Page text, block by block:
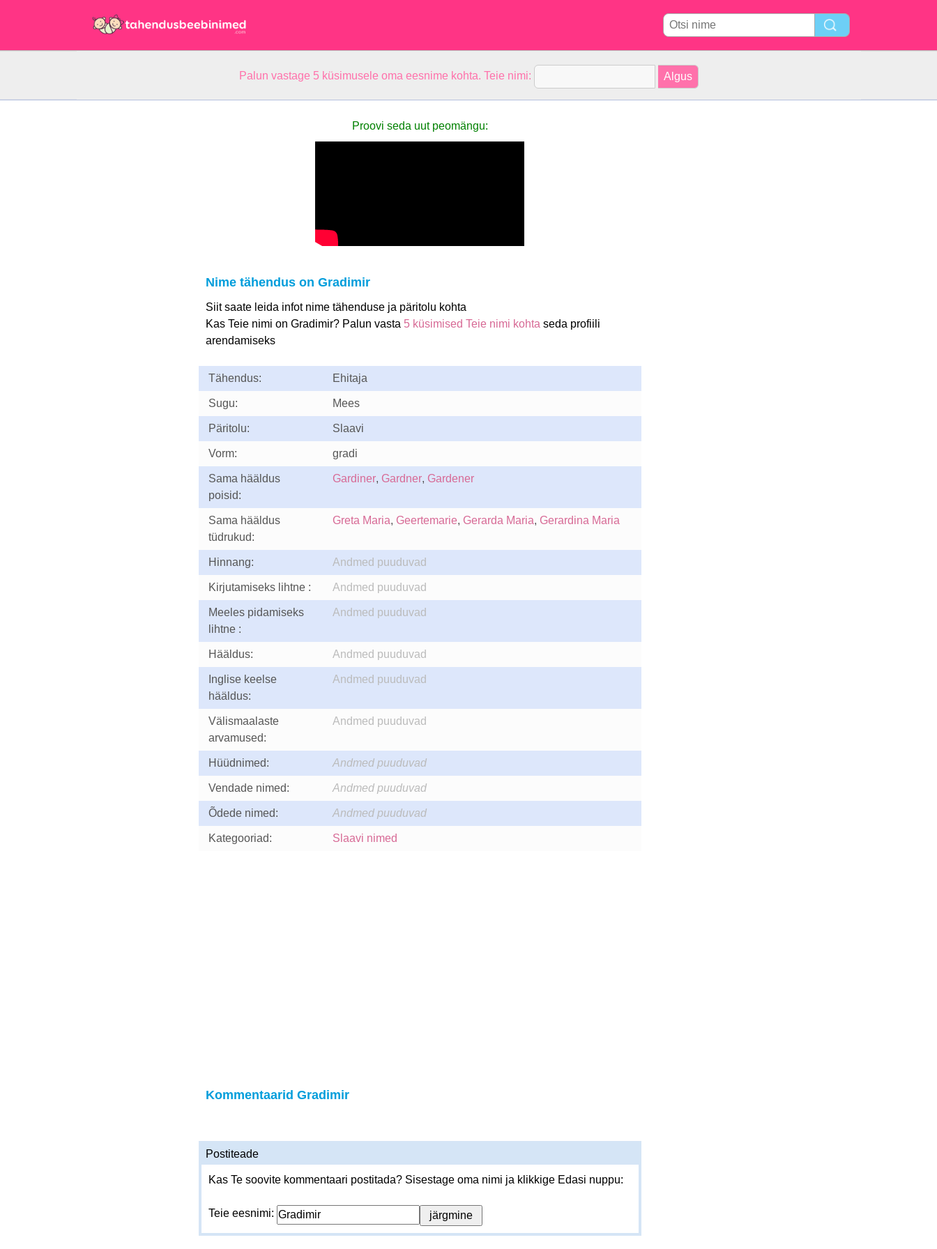
Palun vastage 5 küsimusele oma eesnime kohta. Teie nimi:
Proovi seda uut peomängu:
Nime tähendus on Gradimir
Siit saate leida infot nime tähenduse ja päritolu kohta
Kas Teie nimi on Gradimir? Palun vasta 5 küsimised Teie nimi kohta seda profiili
arendamiseks
Tähendus: Ehitaja
Sugu: Mees
Päritolu: Slaavi
Vorm: gradi
Sama hääldus
poisid:
Gardiner, Gardner, Gardener
Sama hääldus
tüdrukud:
Greta Maria, Geertemarie, Gerarda Maria, Gerardina Maria
Hinnang: Andmed puuduvad
Kirjutamiseks lihtne : Andmed puuduvad
Meeles pidamiseks
lihtne :
Andmed puuduvad
Hääldus: Andmed puuduvad
Inglise keelse
hääldus:
Andmed puuduvad
Välismaalaste
arvamused:
Andmed puuduvad
Hüüdnimed: Andmed puuduvad
Vendade nimed: Andmed puuduvad
Õdede nimed: Andmed puuduvad
Kategooriad: Slaavi nimed
Kommentaarid Gradimir
Postiteade
Kas Te soovite kommentaari postitada? Sisestage oma nimi ja klikkige Edasi nuppu:
Teie eesnimi: